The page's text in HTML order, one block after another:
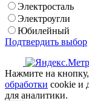
Электросталь
Электроугли
Юбилейный
Подтвердить выбор
Нажмите на кнопку,
обработки cookie и
для аналитики.